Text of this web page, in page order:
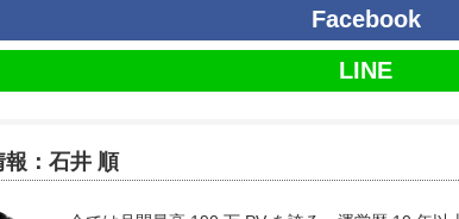
Facebook
LINE
報：石井 順